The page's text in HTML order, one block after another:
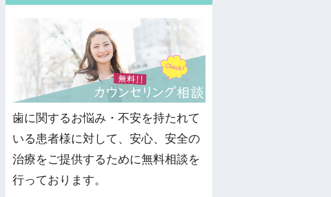
歯に関するお悩み・不安を持たれて
いる患者様に対して、安心、安全の
治療をご提供するために無料相談を
行っております。